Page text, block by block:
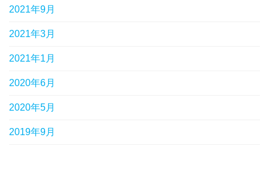
2021年9月
2021年3月
2021年1月
2020年6月
2020年5月
2019年9月